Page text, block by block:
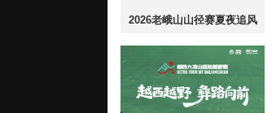
2026老峨山山径赛夏夜追风